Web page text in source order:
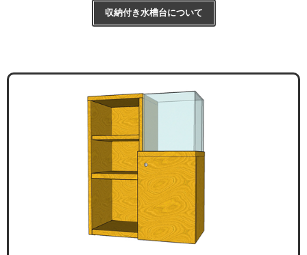
収納付き水槽台について